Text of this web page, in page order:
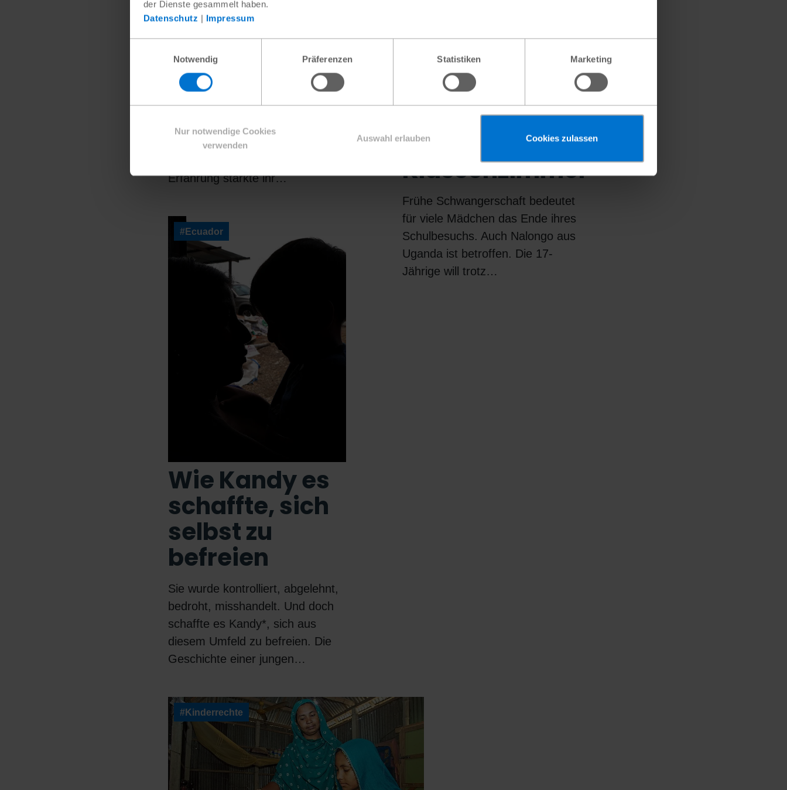
der Dienste gesammelt haben.
Datenschutz | Impressum
Notwendig
Präferenzen Statistiken Marketing
Nur notwendige Cookies
verwenden
Auswahl erlauben Cookies zulassen
Von der Kraft
junger
Stimmen
Als Fatou die Schule aus
finanziellen Gründen verlassen
musste, machte sie sich Sorgen
Erfahrung stärkte ihr…
Mit zwei
Kindern
zurück ins
Klassenzimmer
Frühe Schwangerschaft bedeutet
für viele Mädchen das Ende ihres
Schulbesuchs. Auch Nalongo aus
Uganda ist betroffen. Die 17-
Jährige will trotz…
#Ecuador
Wie Kandy es
schaffte, sich
selbst zu
befreien
Sie wurde kontrolliert, abgelehnt,
bedroht, misshandelt. Und doch
schaffte es Kandy*, sich aus
diesem Umfeld zu befreien. Die
Geschichte einer jungen…
#Kinderrechte